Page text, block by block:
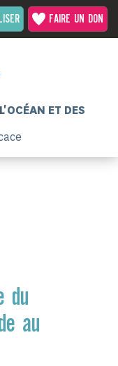
ET DES
FAIRE UN DON
du
au